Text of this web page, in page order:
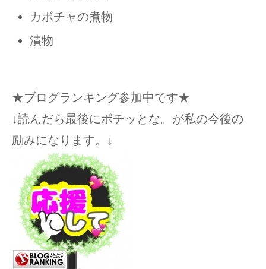
カボチャの煮物
漬物
★ブログランキング参加中です★
↓読んだら最後にポチッとな。が私の今後の
励みになります。↓